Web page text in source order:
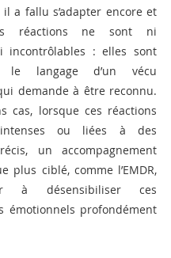
a fallu s’adapter encore et
réactions ne sont ni
incontrôlables : elles sont
le langage d’un vécu
demande à être reconnu.
cas, lorsque ces réactions
ou liées à des
un accompagnement
plus ciblé, comme l’EMDR,
à désensibiliser ces
émotionnels profondément